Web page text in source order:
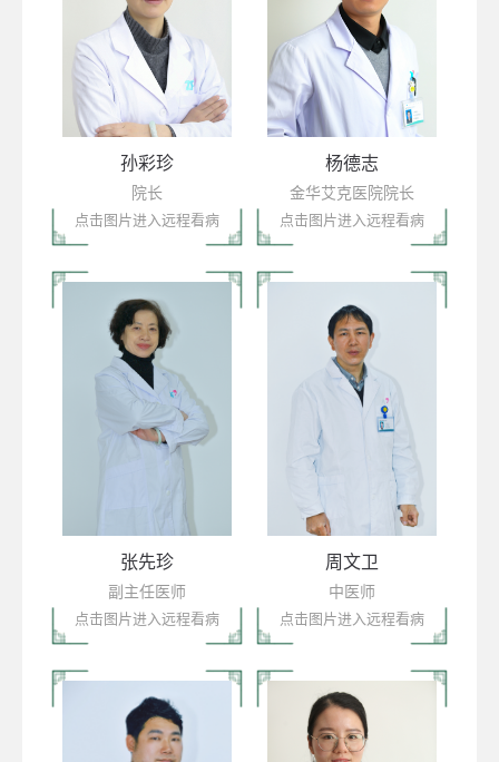
孙彩珍
院长
点击图片进入远程看病
杨德志
金华艾克医院院长
点击图片进入远程看病
张先珍
副主任医师
点击图片进入远程看病
周文卫
中医师
点击图片进入远程看病